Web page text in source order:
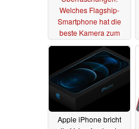
Welches Flagship-
Smartphone hat die
beste Kamera zum
Jahresstart 2021?
01.01.2021
Apple iPhone bricht